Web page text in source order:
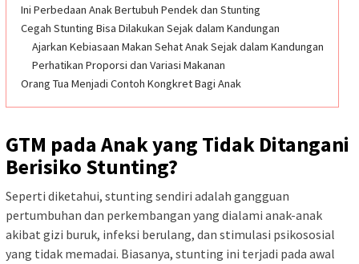
Ini Perbedaan Anak Bertubuh Pendek dan Stunting
Cegah Stunting Bisa Dilakukan Sejak dalam Kandungan
Ajarkan Kebiasaan Makan Sehat Anak Sejak dalam Kandungan
Perhatikan Proporsi dan Variasi Makanan
Orang Tua Menjadi Contoh Kongkret Bagi Anak
GTM pada Anak yang Tidak Ditangani
Berisiko Stunting?
Seperti diketahui, stunting sendiri adalah gangguan
pertumbuhan dan perkembangan yang dialami anak-anak
akibat gizi buruk, infeksi berulang, dan stimulasi psikososial
yang tidak memadai. Biasanya, stunting ini terjadi pada awal